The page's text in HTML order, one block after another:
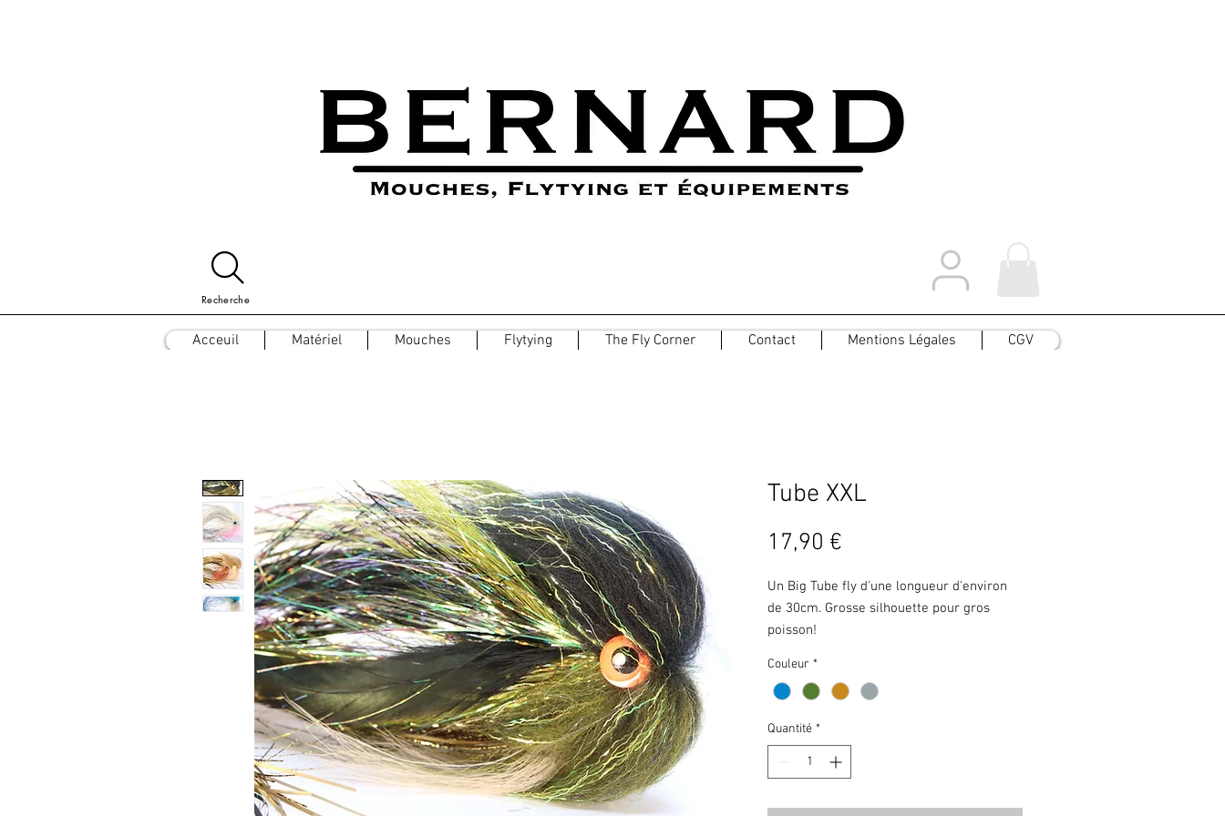
Recherche
Acceuil Matériel Mouches Flytying The Fly Corner Contact Mentions Légales CGV
Tube XXL
17,90 €
Un Big Tube fly d'une longueur d'environ
de 30cm. Grosse silhouette pour gros
poisson!
zag (pêche à jerker) qui ne laissera pas
indiférent les brochets.
beaucoup plus équilibré qu'un montage
classique il permet alors des pêches plus
lentes.
Couleur *
Quantité *